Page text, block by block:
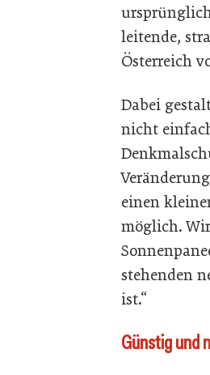
leitende,
Österreich
Dabei
nicht
einen
möglich.
stehenden
ist.“
Günstig und